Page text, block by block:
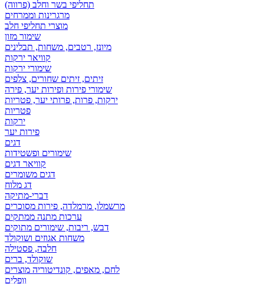
תחליפי בשר וחלב (פרווה)
מרגרינות וממרחים
מוצרי תחליפי חלב
שימור מזון
מיונז, רטבים, משחות, תבלינים
קוויאר ירקות
שימורי ירקות
זיתים, זיתים שחורים, צלפים
שימורי פירות ופירות יער, פירה
ירקות, פרות, פרותי יער, פטריות
פטריות
ירקות
פירות יער
דגים
שימורים ופשטידות
קוויאר דגים
דגים משומרים
דג מלוח
דברי-מתיקה
מרשמלו, מרמלדה, פירות מסוכרים
ערכות מתנה ממתקים
דבש, ריבות, שימורים מתוקים
משחות אגוזים ושוקולד
חלבה, פסטילה
שוקולד, ברים
לחם, מאפים, קונדיטוריה מוצרים
וופלים